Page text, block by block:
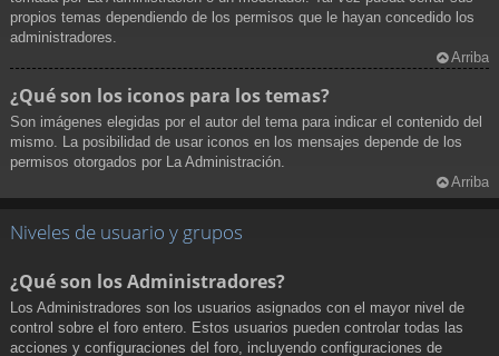
propios temas dependiendo de los permisos que le hayan concedido los
administradores.
Arriba
¿Qué son los iconos para los temas?
Son imágenes elegidas por el autor del tema para indicar el contenido del
mismo. La posibilidad de usar iconos en los mensajes depende de los
permisos otorgados por La Administración.
Arriba
Niveles de usuario y grupos
¿Qué son los Administradores?
Los Administradores son los usuarios asignados con el mayor nivel de
control sobre el foro entero. Estos usuarios pueden controlar todas las
acciones y configuraciones del foro, incluyendo configuraciones de